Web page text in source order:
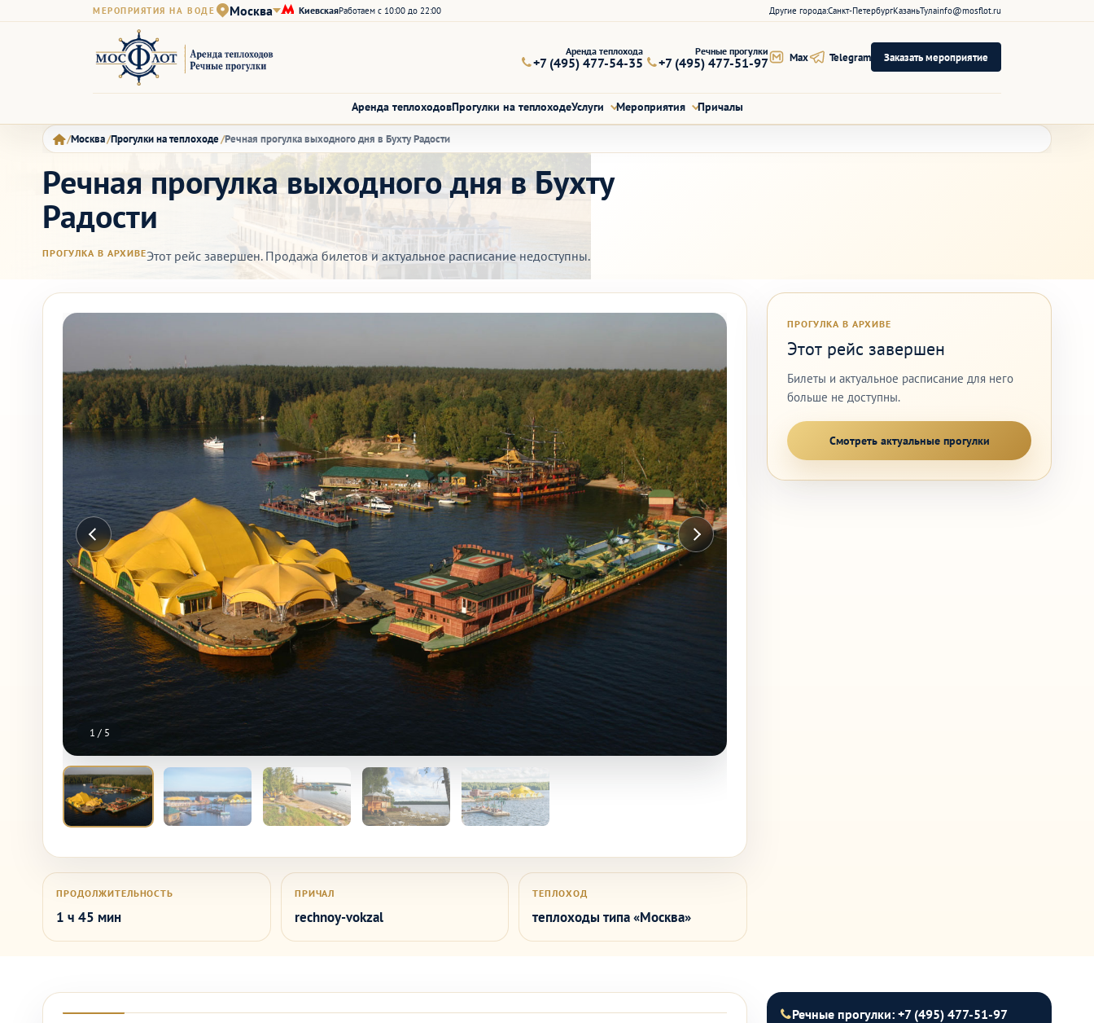
МЕРОПРИЯТИЯ НА ВОДЕ Москва КиевскаяРаботаем с 10:00 до 22:00 Другие города:Санкт-ПетербургКазаньТулаinfo@mosflot.ru
Аренда теплоходовПрогулки на теплоходеУслуги Мероприятия Причалы
Аренда теплохода
+7 (495) 477-54-35
Речные прогулки
+7 (495) 477-51-97 Max Telegram Заказать мероприятие
Москва Прогулки на теплоходе Речная прогулка выходного дня в Бухту Радости
Речная прогулка выходного дня в Бухту
Радости
ПРОГУЛКА В АРХИВЕЭтот рейс завершен. Продажа билетов и актуальное расписание недоступны.
1 / 5
ПРОДОЛЖИТЕЛЬНОСТЬ
1 ч 45 мин
ПРИЧАЛ
rechnoy-vokzal
ТЕПЛОХОД
теплоходы типа «Москва»
ПРОГУЛКА В АРХИВЕ
Этот рейс завершен
Билеты и актуальное расписание для него
больше не доступны.
Смотреть актуальные прогулки
Речные прогулки: +7 (495) 477-51-97